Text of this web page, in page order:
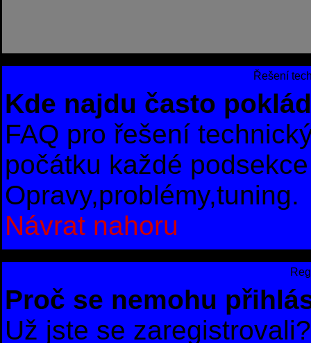
Řešení
Kde najdu často
FAQ pro řešení
počátku každé
Opravy,problémy,tuning.
Návrat nahoru
Proč se nemohu
Už jste se